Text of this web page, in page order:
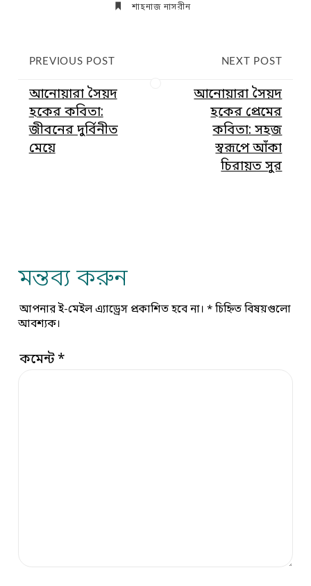
শাহনাজ নাসরীন
PREVIOUS POST
আনোয়ারা সৈয়দ
হকের কবিতা:
জীবনের দুর্বিনীত
মেয়ে
NEXT POST
আনোয়ারা সৈয়দ
হকের প্রেমের
কবিতা: সহজ
স্বরূপে আঁকা
চিরায়ত সুর
মন্তব্য করুন
আপনার ই-মেইল এ্যাড্রেস প্রকাশিত হবে না। *চিহ্নিত বিষয়গুলো
আবশ্যক।
কমেন্ট*